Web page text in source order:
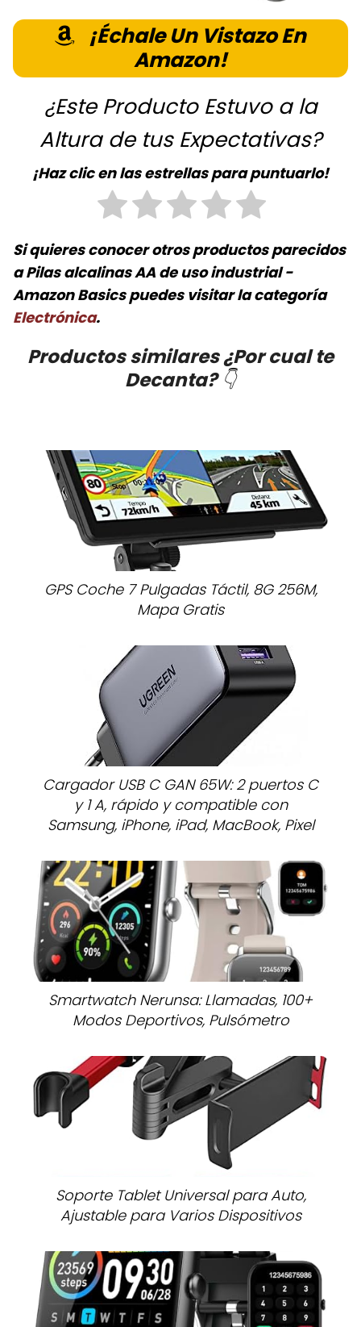
¡Échale Un Vistazo En
Amazon!
¿Este Producto Estuvo a la
Altura de tus Expectativas?
¡Haz clic en las estrellas para puntuarlo!
Si quieres conocer otros productos parecidos
aPilas alcalinas AA de uso industrial -
Amazon Basicspuedes visitar la categoría
Electrónica.
Productos similares ¿Por cual te
Decanta?👇
GPS Coche 7 Pulgadas Táctil, 8G 256M,
Mapa Gratis
Cargador USB C GAN 65W: 2 puertos C
y 1 A, rápido y compatible con
Samsung, iPhone, iPad, MacBook, Pixel
Smartwatch Nerunsa: Llamadas, 100+
Modos Deportivos, Pulsómetro
Soporte Tablet Universal para Auto,
Ajustable para Varios Dispositivos